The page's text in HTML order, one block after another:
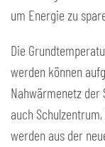
um Energie zu
Die
werden können
Nahwärmenetz der
auch
werden aus der